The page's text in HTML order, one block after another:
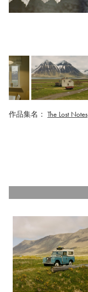
作品集名： The Lost Notes